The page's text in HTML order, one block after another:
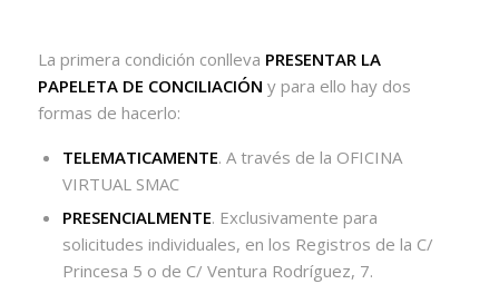
La primera condición conlleva PRESENTAR LA
PAPELETA DE CONCILIACIÓN y para ello hay dos
formas de hacerlo:
TELEMATICAMENTE. A través de la OFICINA
VIRTUAL SMAC
PRESENCIALMENTE. Exclusivamente para
solicitudes individuales, en los Registros de la C/
Princesa 5 o de C/ Ventura Rodríguez, 7.